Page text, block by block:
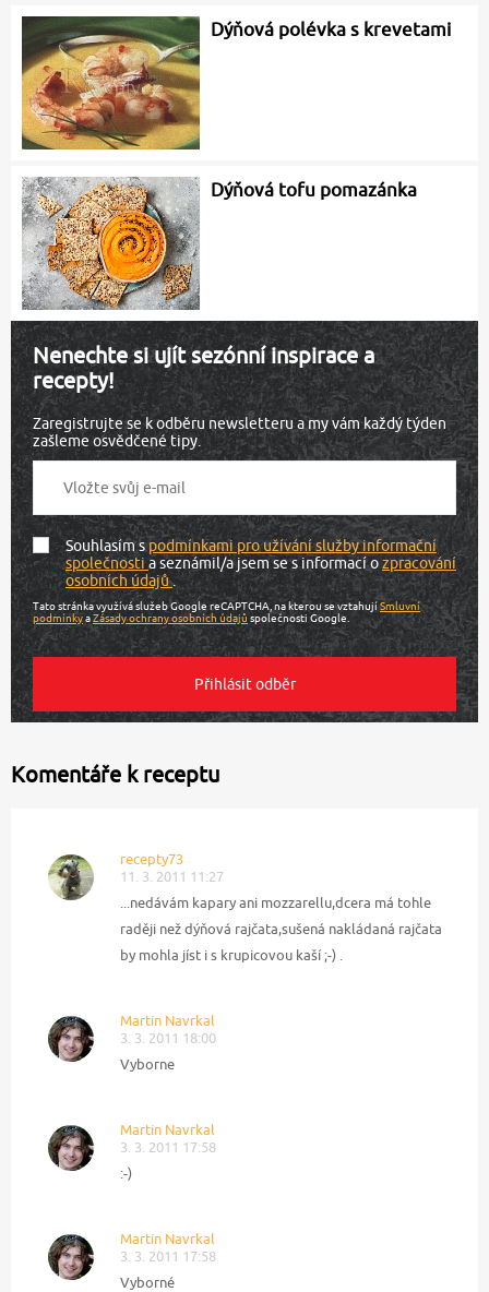
Dýňová polévka s krevetami
Dýňová tofu pomazánka
Nenechte si ujít sezónní inspirace a
recepty!
Zaregistrujte se k odběru newsletteru a my vám každý týden
zašleme osvědčené tipy.
Souhlasím spodmínkami pro užívání služby informační
společnostia seznámil/a jsem se s informací ozpracování
osobních údajů.
Tato stránka využívá služeb Google reCAPTCHA, na kterou se vztahujíSmluvní
podmínkyaZásady ochrany osobních údajů společnosti Google.
Komentáře k receptu
recepty73
11. 3. 2011 11:27
...nedávám kapary ani mozzarellu,dcera má tohle
raději než dýňová rajčata,sušená nakládaná rajčata
by mohla jíst i s krupicovou kaší ;-) .
Martin Navrkal
3. 3. 2011 18:00
Vyborne
Martin Navrkal
3. 3. 2011 17:58
:-)
Martin Navrkal
3. 3. 2011 17:58
Vyborné